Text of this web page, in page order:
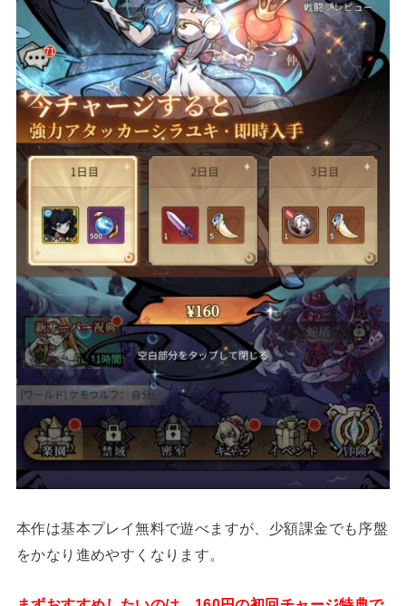
本作は基本プレイ無料で遊べますが、少額課金でも序盤
をかなり進めやすくなります。